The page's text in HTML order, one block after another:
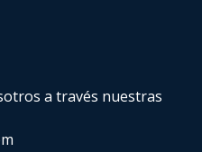
a través nuestras